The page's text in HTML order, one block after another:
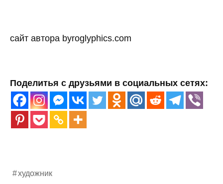
сайт автора byroglyphics.com
Поделитья с друзьями в социальных сетях:
художник